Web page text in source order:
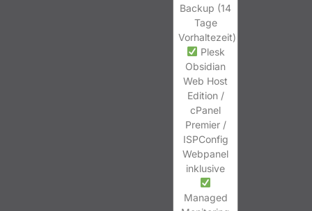
Backup (14
Tage
Vorhaltezeit)
Plesk
Obsidian
Web Host
Edition /
cPanel
Premier /
ISPConfig
Webpanel
inklusive
Managed